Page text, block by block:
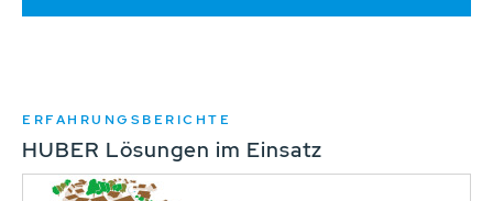
ERFAHRUNGSBERICHTE
HUBER Lösungen im Einsatz